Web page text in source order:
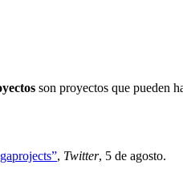
son proyectos que pueden
, Twitter, 5 de agosto.